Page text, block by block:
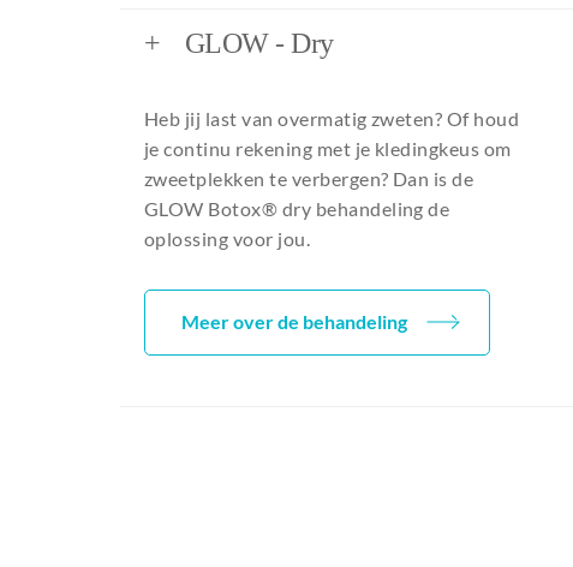
+ GLOW - Dry
Heb jij last van overmatig zweten? Of houd
je continu rekening met je kledingkeus om
zweetplekken te verbergen? Dan is de
GLOW Botox® dry behandeling de
oplossing voor jou.
Meer over de behandeling